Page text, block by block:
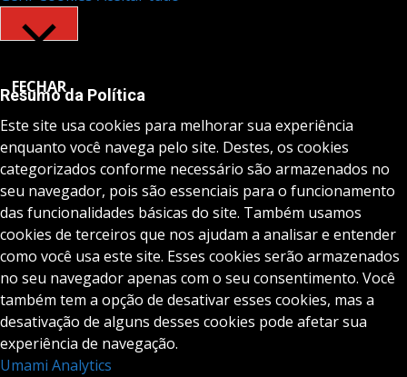
FECHAR
Resumo da Política
Este site usa cookies para melhorar sua experiência
enquanto você navega pelo site. Destes, os cookies
categorizados conforme necessário são armazenados no
seu navegador, pois são essenciais para o funcionamento
das funcionalidades básicas do site. Também usamos
cookies de terceiros que nos ajudam a analisar e entender
como você usa este site. Esses cookies serão armazenados
no seu navegador apenas com o seu consentimento. Você
também tem a opção de desativar esses cookies, mas a
desativação de alguns desses cookies pode afetar sua
experiência de navegação.
Umami Analytics